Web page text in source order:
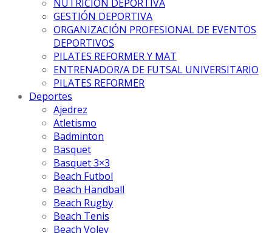
NUTRICIÓN DEPORTIVA
GESTIÓN DEPORTIVA
ORGANIZACIÓN PROFESIONAL DE EVENTOS
DEPORTIVOS
PILATES REFORMER Y MAT
ENTRENADOR/A DE FUTSAL UNIVERSITARIO
PILATES REFORMER
Deportes
Ajedrez
Atletismo
Badminton
Basquet
Basquet 3×3
Beach Futbol
Beach Handball
Beach Rugby
Beach Tenis
Beach Voley